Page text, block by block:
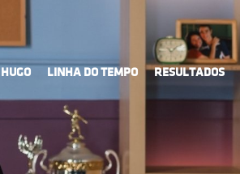
LINHA DO TEMPO RESULTADOS